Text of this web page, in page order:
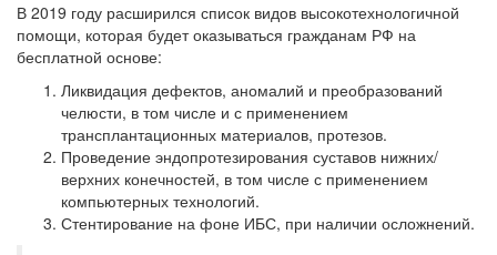
В 2019 году расширился список видов высокотехнологичной
помощи, которая будет оказываться гражданам РФ на
бесплатной основе:
Ликвидация дефектов, аномалий и преобразований
челюсти, в том числе и с применением
трансплантационных материалов, протезов.
Проведение эндопротезирования суставов нижних/
верхних конечностей, в том числе с применением
компьютерных технологий.
Стентирование на фоне ИБС, при наличии осложнений.